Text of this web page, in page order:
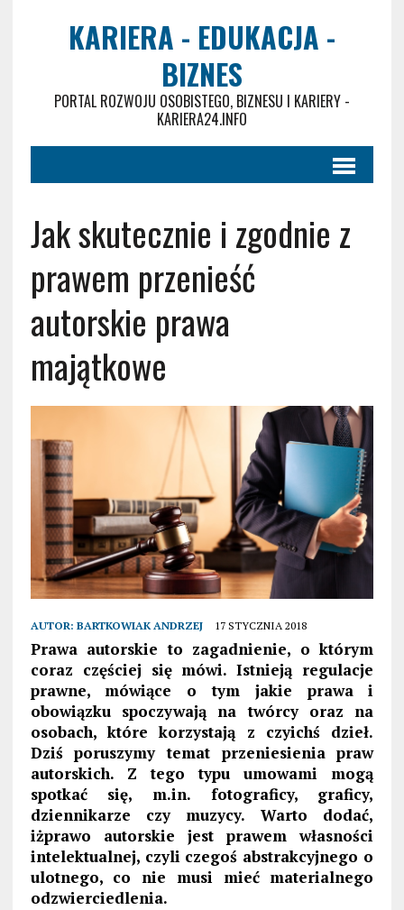
KARIERA - EDUKACJA -
BIZNES
PORTAL ROZWOJU OSOBISTEGO, BIZNESU I KARIERY -
KARIERA24.INFO
Jak skutecznie i zgodnie z
prawem przenieść
autorskie prawa
majątkowe
AUTOR: BARTKOWIAK ANDRZEJ 17 STYCZNIA 2018
Prawa autorskie to zagadnienie, o którym
coraz częściej się mówi. Istnieją regulacje
prawne, mówiące o tym jakie prawa i
obowiązku spoczywają na twórcy oraz na
osobach, które korzystają z czyichś dzieł.
Dziś poruszymy temat przeniesienia praw
autorskich. Z tego typu umowami mogą
spotkać się, m.in. fotograficy, graficy,
dziennikarze czy muzycy. Warto dodać,
iżprawo autorskie jest prawem własności
intelektualnej, czyli czegoś abstrakcyjnego o
ulotnego, co nie musi mieć materialnego
odzwierciedlenia.